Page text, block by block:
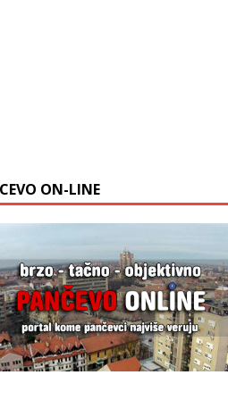
ON-LINE